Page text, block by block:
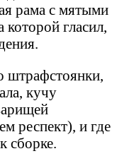
рама с мятыми
гласил,
штрафстоянки,
кучу
респект), и где
сборке.